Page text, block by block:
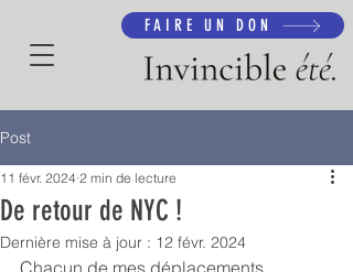
FAIRE UN DON
Post
De retour de NYC !
11 févr. 2024 2 min de lecture
Dernière mise à jour : 12 févr. 2024
Chacun de mes déplacements